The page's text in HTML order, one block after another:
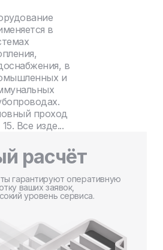
в
в
и
проход
Все изде...
расчёт
гарантируют оперативную
ваших заявок,
уровень сервиса.